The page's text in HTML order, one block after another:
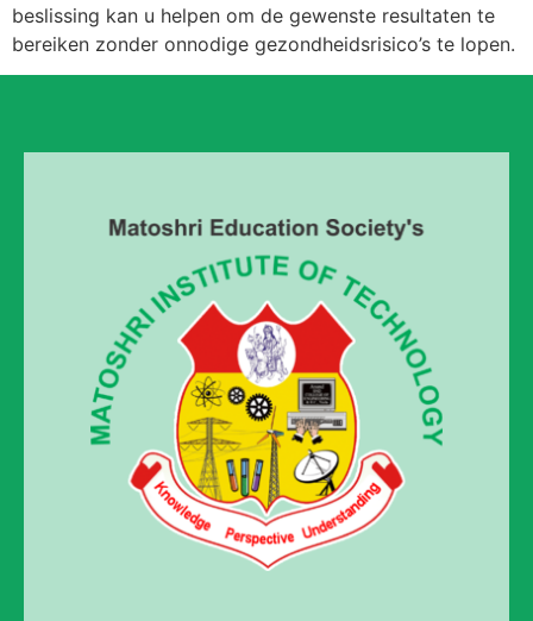
beslissing kan u helpen om de gewenste resultaten te
bereiken zonder onnodige gezondheidsrisico’s te lopen.